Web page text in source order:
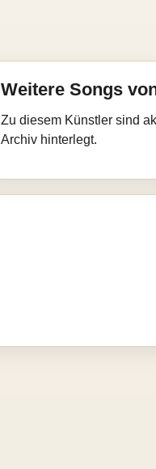
Weitere Songs
Zu diesem Künstler sind
Archiv hinterlegt.